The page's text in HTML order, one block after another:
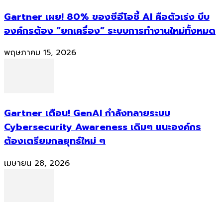
Gartner เผย! 80% ของซีอีโอชี้ AI คือตัวเร่ง บีบ
องค์กรต้อง “ยกเครื่อง” ระบบการทำงานใหม่ทั้งหมด
พฤษภาคม 15, 2026
Gartner เตือน! GenAI กำลังทลายระบบ
Cybersecurity Awareness เดิมๆ แนะองค์กร
ต้องเตรียมกลยุทธ์ใหม่ ๆ
เมษายน 28, 2026